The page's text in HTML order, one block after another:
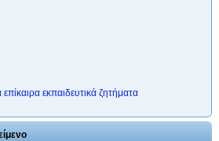
επίκαιρα εκπαιδευτικά ζητήματα